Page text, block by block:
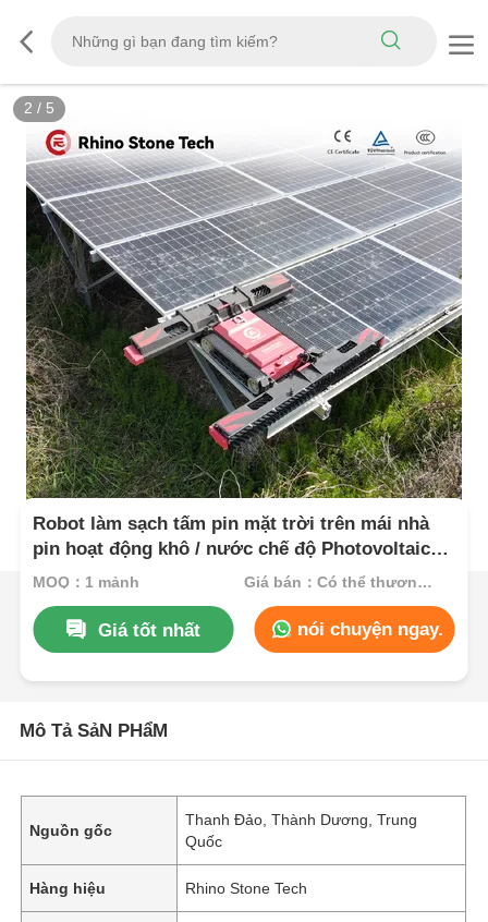
3 / 5
Robot làm sạch tấm pin mặt trời trên mái nhà
pin hoạt động khô / nước chế độ Photovoltaic
robot làm sạch mặt trời
MOQ：1 mảnh Giá bán：Có thể thương lượng
Giá tốt nhất nói chuyện ngay.
Mô Tả SảN PHẩM
Nguồn gốc
Thanh Đảo, Thành Dương, Trung
Quốc
Hàng hiệu Rhino Stone Tech